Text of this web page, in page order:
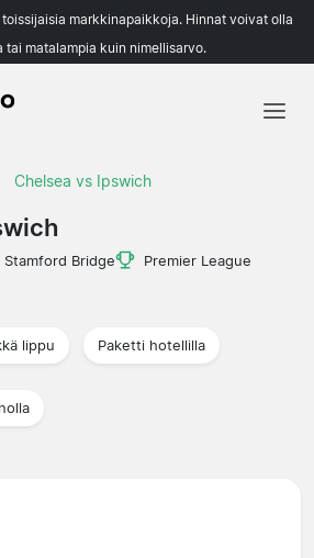
markkinapaikkoja. Hinnat voivat olla
tai matalampia kuin nimellisarvo.
Chelsea vs Ipswich
Stamford Bridge
Premier League
lippu Paketti hotellilla